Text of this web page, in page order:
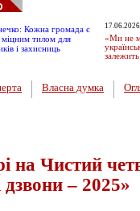
«Ми не
Власна думка
Чистий
дзвони – 2025»